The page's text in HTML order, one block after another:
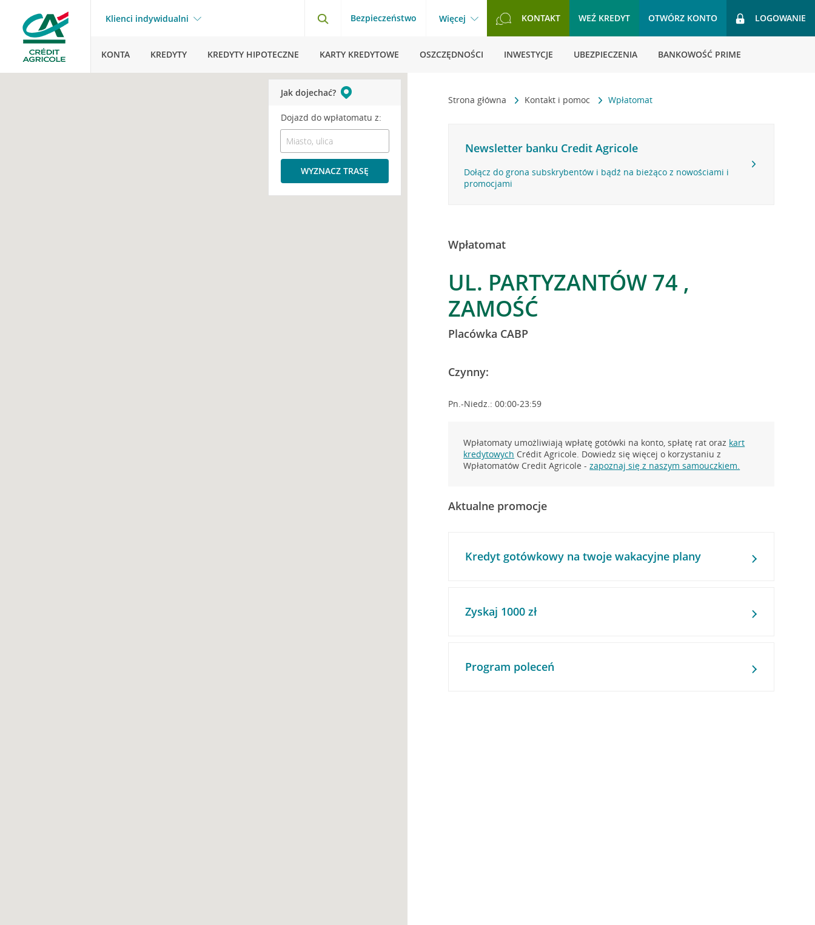
Klienci indywidualni Bezpieczeństwo Więcej KONTAKT WEŹ KREDYT OTWÓRZ KONTO LOGOWANIE
KONTA KREDYTY KREDYTY HIPOTECZNE KARTY KREDYTOWE OSZCZĘDNOŚCI INWESTYCJE UBEZPIECZENIA BANKOWOŚĆ PRIME
Strona główna Kontakt i pomoc Wpłatomat
Newsletter banku Credit Agricole
Dołącz do grona subskrybentów i bądź na bieżąco z nowościami i
promocjami
Wpłatomat
UL. PARTYZANTÓW 74 ,
ZAMOŚĆ
Placówka CABP
Czynny:
Pn.-Niedz.: 00:00-23:59
Wpłatomaty umożliwiają wpłatę gotówki na konto, spłatę rat oraz kart
kredytowych Crédit Agricole. Dowiedz się więcej o korzystaniu z
Wpłatomatów Credit Agricole -zapoznaj się z naszym samouczkiem.
Aktualne promocje
Kredyt gotówkowy na twoje wakacyjne plany
Zyskaj 1000 zł
Program poleceń
Jak dojechać?
Dojazd do wpłatomatu z:
WYZNACZ TRASĘ